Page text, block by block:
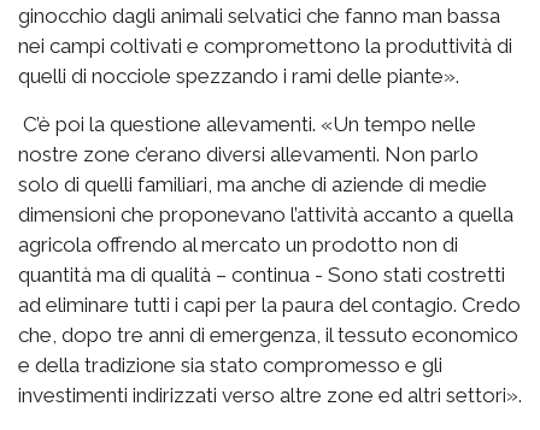
ginocchio dagli animali selvatici che fanno man bassa
nei campi coltivati e compromettono la produttività di
quelli di nocciole spezzando i rami delle piante».
C’è poi la questione allevamenti. «Un tempo nelle
nostre zone c’erano diversi allevamenti. Non parlo
solo di quelli familiari, ma anche di aziende di medie
dimensioni che proponevano l’attività accanto a quella
agricola offrendo al mercato un prodotto non di
quantità ma di qualità – continua - Sono stati costretti
ad eliminare tutti i capi per la paura del contagio. Credo
che, dopo tre anni di emergenza, il tessuto economico
e della tradizione sia stato compromesso e gli
investimenti indirizzati verso altre zone ed altri settori».